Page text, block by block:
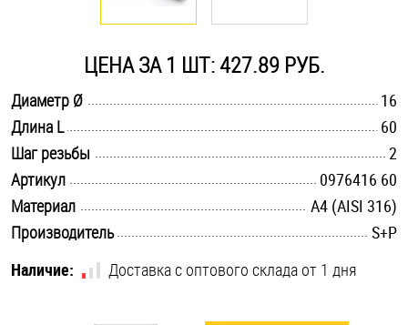
Стопорные кольца
Такелаж
Хомуты
ЦЕНА ЗА 1 ШТ: 427.89 РУБ.
Диаметр Ø
16
Длина L
60
Шаг резьбы
2
Артикул
0976416 60
Материал
A4 (AISI 316)
Производитель
S+P
Наличие:
Доставка с оптового склада от 1 дня